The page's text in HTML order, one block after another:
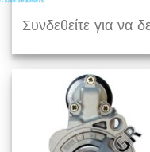
Συνδεθείτε για να